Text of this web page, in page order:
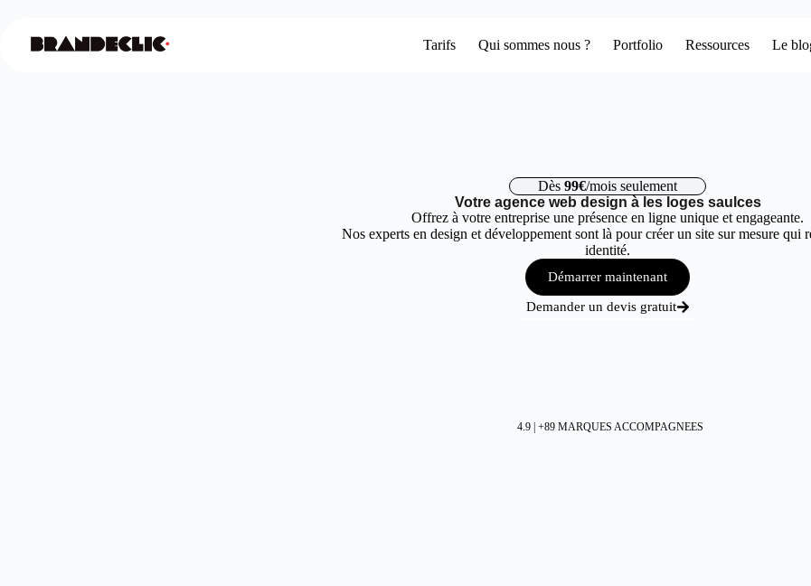
Tarifs Qui sommes nous ? Portfolio Ressources Le
Dès 99€/mois seulement
Votre agence web design à les loges saulces
Offrez à votre entreprise une présence en ligne unique et engageante.
Nos experts en design et développement sont là pour créer un site sur mesure qui
identité.
Démarrer maintenant
Demander un devis gratuit
4.9 | +89 MARQUES ACCOMPAGNEES